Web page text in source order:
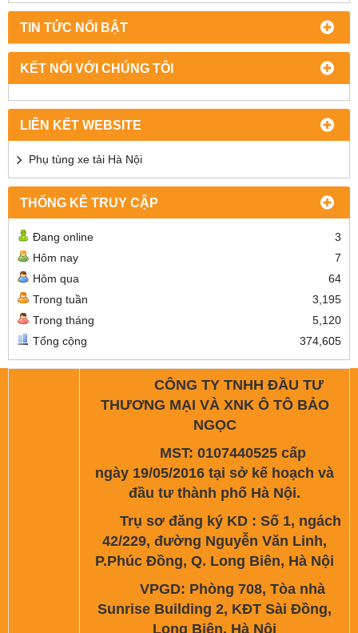
TIN TỨC NỔI BẬT
KẾT NỐI VỚI CHÚNG TÔI
LIÊN KẾT WEBSITE
Phụ tùng xe tải Hà Nội
THỐNG KÊ TRUY CẬP
Đang online
3
Hôm nay
7
Hôm qua
64
Trong tuần
3,195
Trong tháng
5,120
Tổng cộng
374,605
CÔNG TY TNHH ĐẦU TƯ
THƯƠNG MẠI VÀ XNK Ô TÔ BẢO
NGỌC
MST: 0107440525 cấp
ngày 19/05/2016 tại sở kế hoạch và
đầu tư thành phố Hà Nội.
Trụ sơ đăng ký KD : Số 1, ngách
42/229, đường Nguyễn Văn Linh,
P.Phúc Đồng, Q. Long Biên, Hà Nội
VPGD: Phòng 708, Tòa nhà
Sunrise Building 2, KĐT Sài Đồng,
Long Biên, Hà Nội